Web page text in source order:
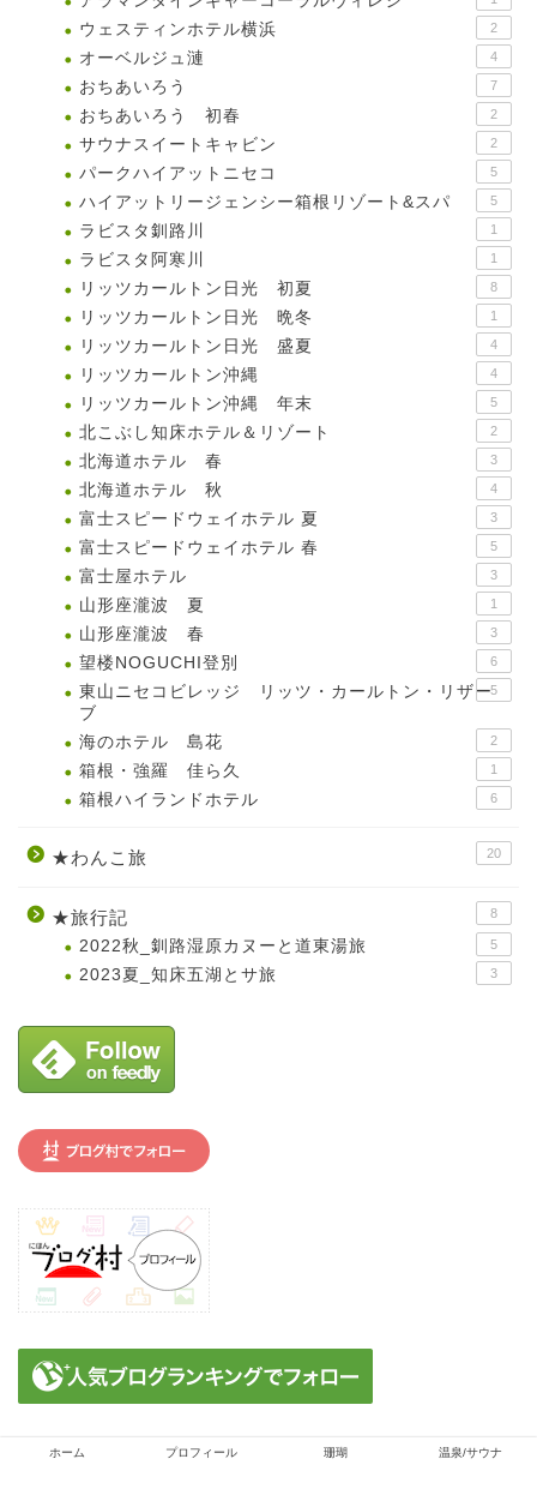
ウェスティンホテル横浜 2
オーベルジュ漣 4
おちあいろう 7
おちあいろう 初春 2
サウナスイートキャビン 2
パークハイアットニセコ 5
ハイアットリージェンシー箱根リゾート&スパ 5
ラビスタ釧路川 1
ラビスタ阿寒川 1
リッツカールトン日光 初夏 8
リッツカールトン日光 晩冬 1
リッツカールトン日光 盛夏 4
リッツカールトン沖縄 4
リッツカールトン沖縄 年末 5
北こぶし知床ホテル＆リゾート 2
北海道ホテル 春 3
北海道ホテル 秋 4
富士スピードウェイホテル 夏 3
富士スピードウェイホテル 春 5
富士屋ホテル 3
山形座瀧波 夏 1
山形座瀧波 春 3
望楼NOGUCHI登別 6
東山ニセコビレッジ リッツ・カールトン・リザー
ブ
5
海のホテル 島花 2
箱根・強羅 佳ら久 1
箱根ハイランドホテル 6
★わんこ旅 20
★旅行記 8
2022秋_釧路湿原カヌーと道東湯旅 5
2023夏_知床五湖とサ旅 3
ホーム プロフィール 珊瑚 温泉/サウナ